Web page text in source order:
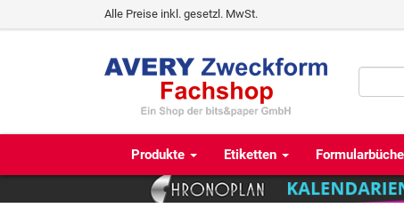
Alle Preise inkl. gesetzl. MwSt.
Produkte Etiketten